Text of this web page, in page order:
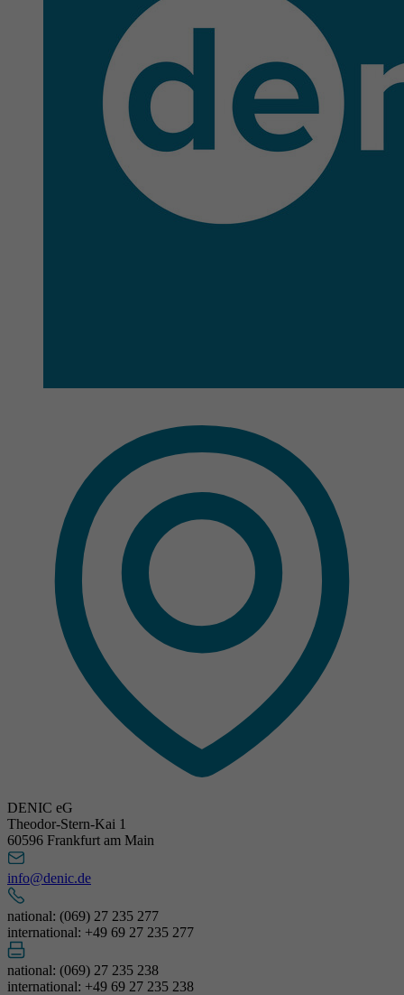
DENIC eG
Theodor-Stern-Kai 1
60596 Frankfurt am Main
info@denic.de
national: (069) 27 235 277
international: +49 69 27 235 277
national: (069) 27 235 238
international: +49 69 27 235 238